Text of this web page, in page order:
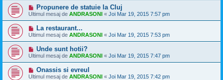
Propunere de statuie la Cluj
Ultimul mesaj de ANDRASONI « Joi Mar 19, 2015 7:57 pm
La restaurant...
Ultimul mesaj de ANDRASONI « Joi Mar 19, 2015 7:53 pm
Unde sunt hotii?
Ultimul mesaj de ANDRASONI « Joi Mar 19, 2015 7:47 pm
Onassis si evreul
Ultimul mesaj de ANDRASONI « Joi Mar 19, 2015 7:42 pm